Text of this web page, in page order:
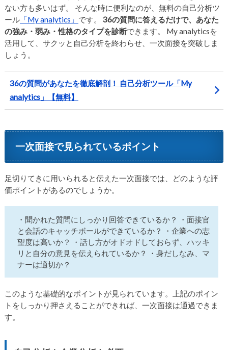
ない方も多いはず。 そんな時に便利なのが、無料の自己分析ツ
ール「My analytics」 です。 36の質問に答えるだけで、あなた
の強み・弱み・性格のタイプを診断できます。 My analyticsを
活用して、サクッと自己分析を終わらせ、一次面接を突破しま
しょう。
36の質問があなたを徹底解剖！ 自己分析ツール「My
analytics」【無料】
一次面接で見られているポイント
足切りてきに用いられると伝えた一次面接では、どのような評
価ポイントがあるのでしょうか。
・聞かれた質問にしっかり回答できているか？ ・面接官
と会話のキャッチボールができているか？ ・企業への志
望度は高いか？ ・話し方がオドオドしておらず、ハッキ
リと自分の意見を伝えられているか？ ・身だしなみ、マ
ナーは適切か？
このような基礎的なポイントが見られています。上記のポイン
トをしっかり押さえることができれば、一次面接は通過できま
す。